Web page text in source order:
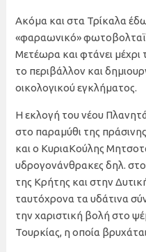
Ακόμα και στα Τρίκαλα
«φαραωνικό»
Μετέωρα και φτάνει
το περιβάλλον και
οικολογικού εγκλήματος.
Η εκλογή του νέου
στο παραμύθι της
και ο ΚυριαΚούλης
υδρογονάνθρακες δηλ. στο
της Κρήτης και στην
ταυτόχρονα τα υδάτινα
την χαριστική βολή στο
Τουρκίας, η οποία